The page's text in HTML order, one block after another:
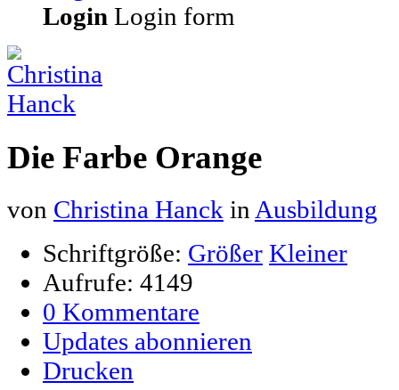
Login Login form
Die Farbe Orange
von Christina Hanck in Ausbildung
Schriftgröße: Größer Kleiner
Aufrufe: 4149
0 Kommentare
Updates abonnieren
Drucken